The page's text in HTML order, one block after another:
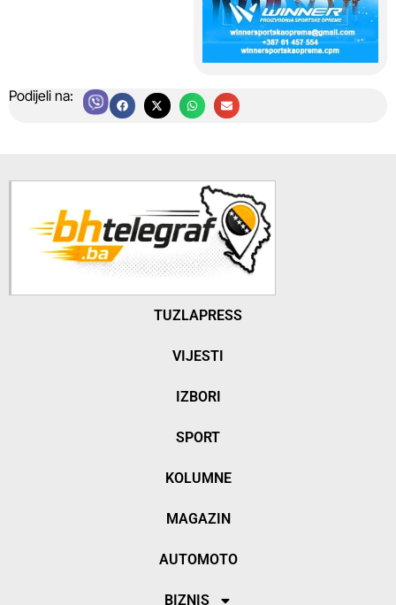
Podijeli na:
TUZLAPRESS
VIJESTI
IZBORI
SPORT
KOLUMNE
MAGAZIN
AUTOMOTO
BIZNIS